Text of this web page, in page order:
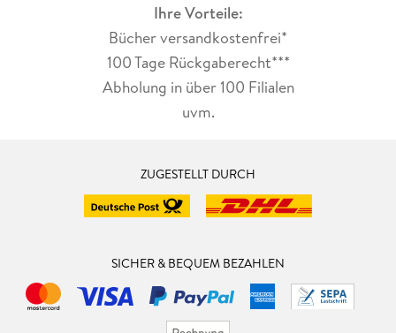
Ihre Vorteile:
Bücher versandkostenfrei*
100 Tage Rückgaberecht***
Abholung in über 100 Filialen
uvm.
ZUGESTELLT DURCH
SICHER & BEQUEM BEZAHLEN